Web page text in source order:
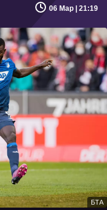
06 Мар | 21:19
БТА